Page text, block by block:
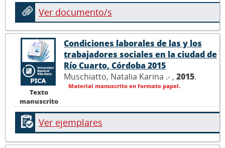
Ver documento/s
Texto
manuscrito
Condiciones laborales de las y los
trabajadores sociales en la ciudad de
Río Cuarto, Córdoba 2015
Muschiatto, Natalia Karina .- , 2015.
Material manuscrito en formato papel.
Ver ejemplares